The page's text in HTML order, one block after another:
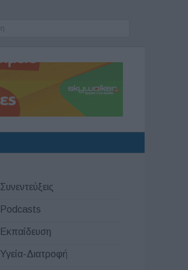
Συνεντεύξεις
Podcasts
Εκπαίδευση
Υγεία-Διατροφή